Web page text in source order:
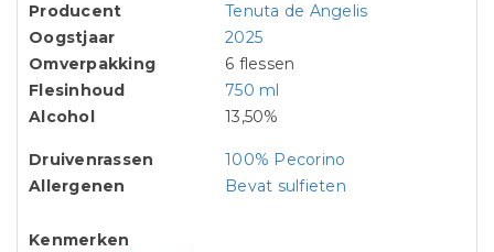
Producent
Tenuta de Angelis
Oogstjaar
2025
Omverpakking
6 flessen
Flesinhoud
750 ml
Alcohol
13,50%
Druivenrassen
100% Pecorino
Allergenen
Bevat sulfieten
Kenmerken